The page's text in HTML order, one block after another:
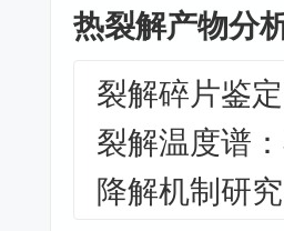
热裂解产物分
裂解碎片鉴
裂解温度谱
降解机制研